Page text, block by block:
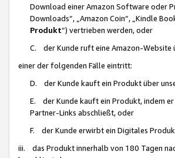
Download einer Amazon Software oder
Downloads“, „Amazon Coin“, „Kindle
Produkt“) vertrieben werden, oder
C. der Kunde ruft eine Amazon-Website
einer der folgenden Fälle eintritt:
D. der Kunde kauft ein Produkt über
E. der Kunde kauft ein Produkt, indem er
Partner-Links abschließt, oder
F. der Kunde erwirbt ein Digitales
iii. das Produkt innerhalb von 180 Tagen